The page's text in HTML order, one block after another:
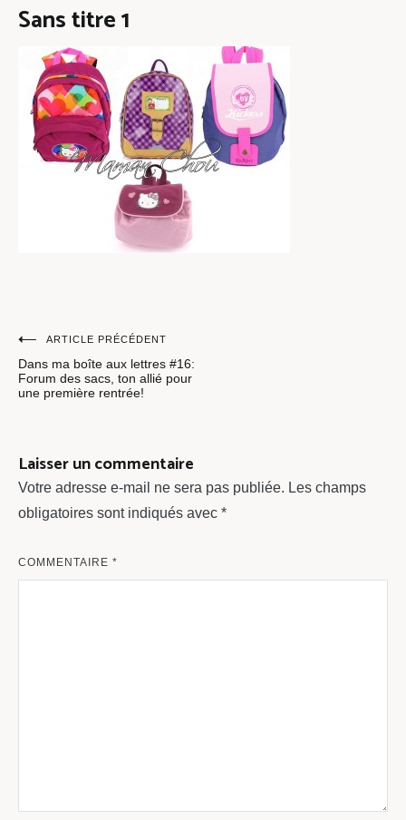
Sans titre 1
Navigation
de
ARTICLE PRÉCÉDENT
Dans ma boîte aux lettres #16:
Forum des sacs, ton allié pour
une première rentrée!
Laisser un commentaire
Votre adresse e-mail ne sera pas publiée. Les champs
obligatoires sont indiqués avec *
COMMENTAIRE *